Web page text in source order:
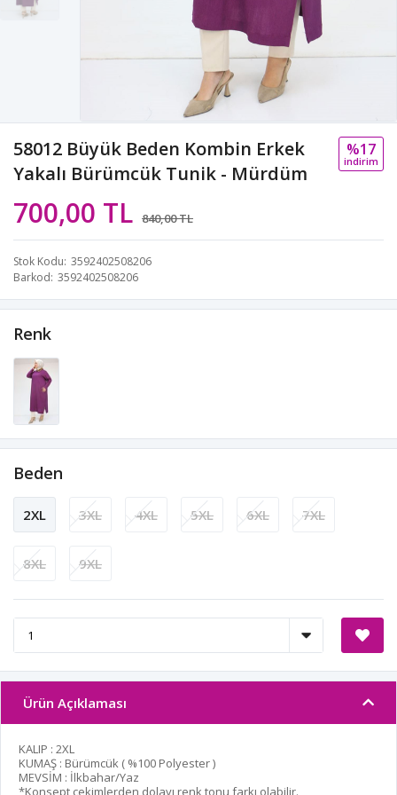
58012 Büyük Beden Kombin Erkek
Yakalı Bürümcük Tunik - Mürdüm
700,00 TL 840,00 TL
%17
i̇ndi̇ri̇m
Stok Kodu 3592402508206
Barkod 3592402508206
Renk
Beden
2XL 3XL 4XL 5XL 6XL 7XL
8XL 9XL
Ürün Açıklaması
KALIP : 2XL
KUMAŞ : Bürümcük ( %100 Polyester )
MEVSİM : İlkbahar/Yaz
*Konsept çekimlerden dolayı renk tonu farkı olabilir.